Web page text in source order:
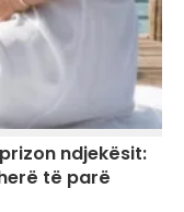
ndjekësit:
të parë